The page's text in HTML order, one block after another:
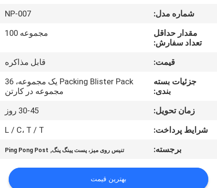
کارخانه
کیفیت
ما
بگیرید
شماره مدل:
NP-007
مقدار حداقل
تعداد سفارش:
مجموعه 100
قیمت:
قابل مذاکره
جزئیات بسته
بندی:
Packing Blister Pack یک مجموعه، 36
مجموعه در کارتن
زمان تحویل:
30-45 روز
شرایط پرداخت:
L / C، T / T
برجسته:
تنیس روی میز، پست پینگ پنگ,
Ping Pong Post
بهترین قیمت